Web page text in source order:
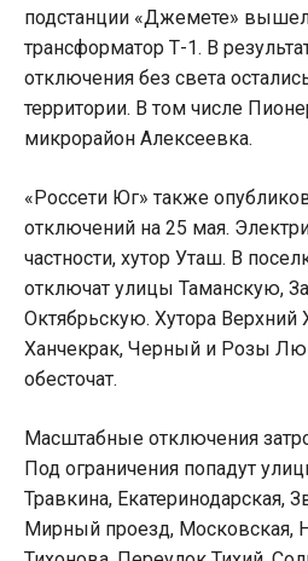
подстанции «Джемете» вышел
трансформатор Т-1. В
отключения без света
территории. В том числе
микрорайон Алексеевка.
«Россети Юг» также
отключений на 25 мая.
частности, хутор Уташ. В
отключат улицы Таманскую,
Октябрьскую. Хутора Верхний
Ханчекрак, Черный и Розы
обесточат.
Масштабные отключения
Под ограничения попадут
Травкина, Екатеринодарская,
Мирный проезд, Московская,